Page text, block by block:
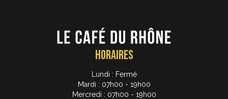
Horaires
Lundi : Fermé
Mardi : 07h00 - 19h00
Mercredi : 07h00 - 19h00